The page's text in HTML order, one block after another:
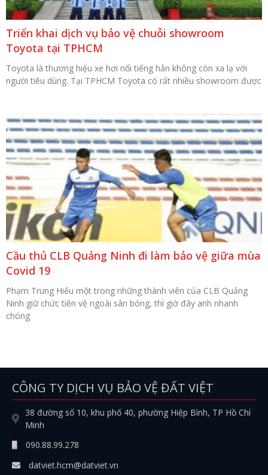
Triển khai dịch vụ bảo vệ chuỗi showroom
Toyota tại TPHCM
Toyota là thương hiệu xe hơi nổi tiếng hẳn không còn xa lạ với
người tiêu dùng. Tại TPHCM Toyota có rất nhiều showroom được
Cầu thủ CLB Quảng Ninh đi làm bảo vệ giữa mùa
Covid 19
Phạm Trung Hiếu một trong những thành viên của CLB Quảng
Ninh giữ chức tiền vệ ngoài sân bóng, thì giờ đây anh nhanh
chóng
CÔNG TY DỊCH VỤ BẢO VỆ ĐẤT VIỆT
38 đường số 10, khu phố 40, phường Hiệp Bình, TP Hồ Chí
Minh
090.88.99.278
datviet.hcm@datviet.vn